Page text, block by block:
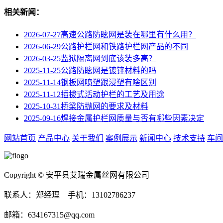
相关新闻：
2026-07-27高速公路防眩网‌是装在哪里有什么用？
2026-06-29公路护栏网和铁路护栏网产品的不同
2026-03-25监狱隔离网到底该装多高？
2025-11-25公路防眩网是镀锌材料的吗
2025-11-14钢板网喷塑跟浸塑有啥区别
2025-11-12插拔式活动护栏的工艺及用途
2025-10-31桥梁防抛网的要求及材料
2025-09-16焊接金属护栏网质量与否有哪些因素决定
网站首页 产品中心 关于我们 案例展示 新闻中心 技术支持 车
Copyright © 安平县艾瑞金属丝网有限公司
联系人：郑经理 手机：13102786237
邮箱：634167315@qq.com